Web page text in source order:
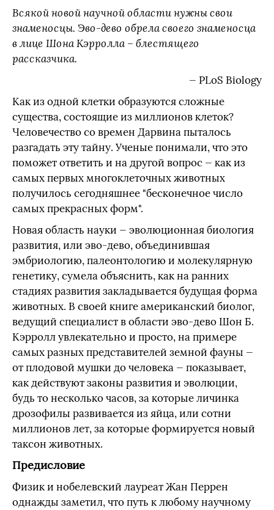
Всякой новой научной области нужны свои
знаменосцы. Эво-дево обрела своего знаменосца
в лице Шона Кэрролла – блестящего
рассказчика.
— PLoS Biology
Как из одной клетки образуются сложные
существа, состоящие из миллионов клеток?
Человечество со времен Дарвина пыталось
разгадать эту тайну. Ученые понимали, что это
поможет ответить и на другой вопрос — как из
самых первых многоклеточных животных
получилось сегодняшнее "бесконечное число
самых прекрасных форм".
Новая область науки — эволюционная биология
развития, или эво-дево, объединившая
эмбриологию, палеонтологию и молекулярную
генетику, сумела объяснить, как на ранних
стадиях развития закладывается будущая форма
животных. В своей книге американский биолог,
ведущий специалист в области эво-дево Шон Б.
Кэрролл увлекательно и просто, на примере
самых разных представителей земной фауны —
от плодовой мушки до человека — показывает,
как действуют законы развития и эволюции,
будь то несколько часов, за которые личинка
дрозофилы развивается из яйца, или сотни
миллионов лет, за которые формируется новый
таксон животных.
Предисловие
Физик и нобелевский лауреат Жан Перрен
однажды заметил, что путь к любому научному